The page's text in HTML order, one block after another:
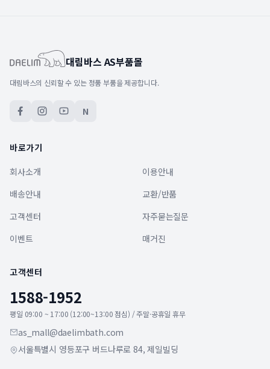
대림바스 AS부품몰
대림바스의 신뢰할 수 있는 정품 부품을 제공합니다.
N
바로가기
회사소개
이용안내
배송안내
교환/반품
고객센터
자주묻는질문
이벤트
매거진
고객센터
1588-1952
평일 09:00 ~ 17:00 (12:00~13:00 점심) / 주말·공휴일 휴무
as_mall@daelimbath.com
서울특별시 영등포구 버드나루로 84, 제일빌딩